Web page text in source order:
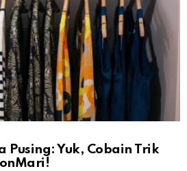
Pusing: Yuk, Cobain Trik